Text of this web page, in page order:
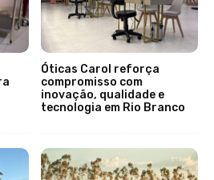
Óticas Carol reforça
compromisso com
inovação, qualidade e
tecnologia em Rio Branco